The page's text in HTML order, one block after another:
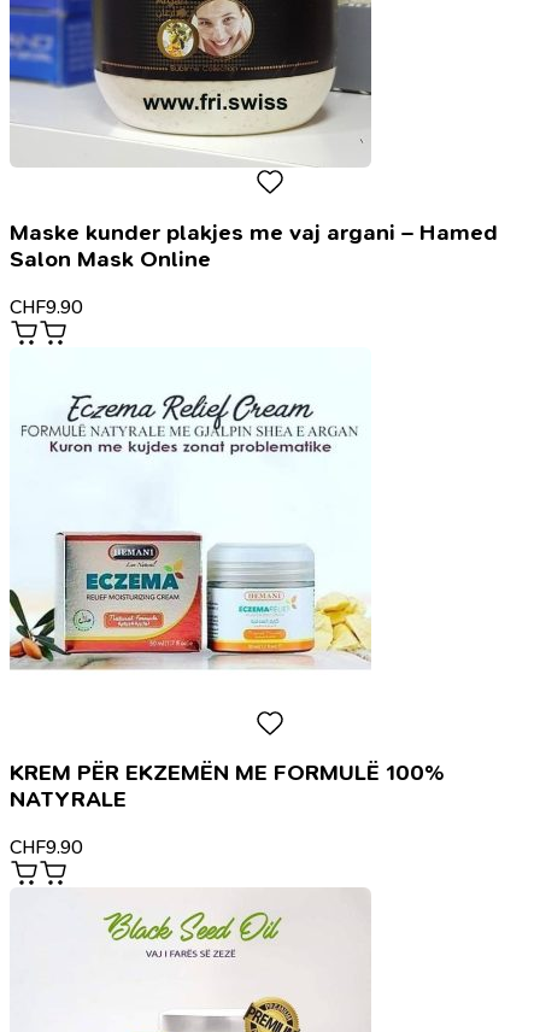
Maske kunder plakjes me vaj argani – Hamed
Salon Mask Online
CHF9.90
KREM PËR EKZEMËN ME FORMULË 100%
NATYRALE
CHF9.90